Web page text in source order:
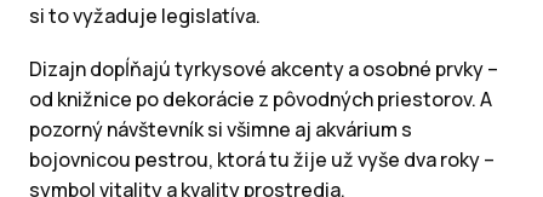
si to vyžaduje legislatíva.
Dizajn dopĺňajú tyrkysové akcenty a osobné prvky –
od knižnice po dekorácie z pôvodných priestorov. A
pozorný návštevník si všimne aj akvárium s
bojovnicou pestrou, ktorá tu žije už vyše dva roky –
symbol vitality a kvality prostredia.